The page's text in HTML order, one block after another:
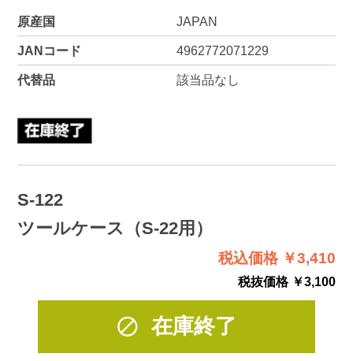
原産国 JAPAN
JANコード 4962772071229
代替品 該当品なし
S-122
ツールケース（S-22用）
税込価格 ￥3,410
税抜価格 ￥3,100
在庫終了